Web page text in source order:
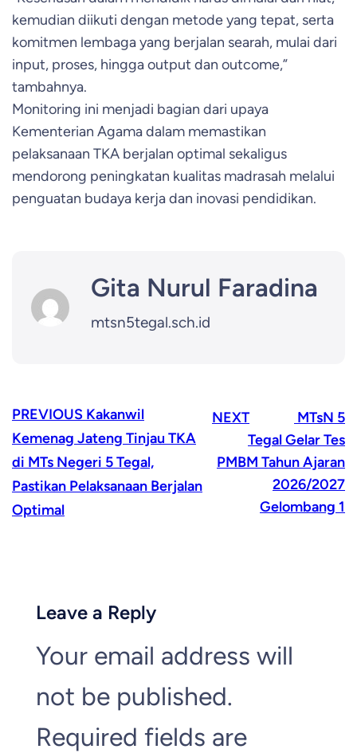
kemudian diikuti dengan metode yang tepat, serta
komitmen lembaga yang berjalan searah, mulai dari
input, proses, hingga output dan outcome,”
tambahnya.
Monitoring ini menjadi bagian dari upaya
Kementerian Agama dalam memastikan
pelaksanaan TKA berjalan optimal sekaligus
mendorong peningkatan kualitas madrasah melalui
penguatan budaya kerja dan inovasi pendidikan.
Gita Nurul Faradina
mtsn5tegal.sch.id
PREVIOUS Kakanwil
Kemenag Jateng Tinjau TKA
di MTs Negeri 5 Tegal,
Pastikan Pelaksanaan Berjalan
Optimal
NEXT
MTsN 5
Tegal Gelar Tes
PMBM Tahun Ajaran
2026/2027
Gelombang 1
Leave a Reply
Your email address will
not be published.
Required fields are